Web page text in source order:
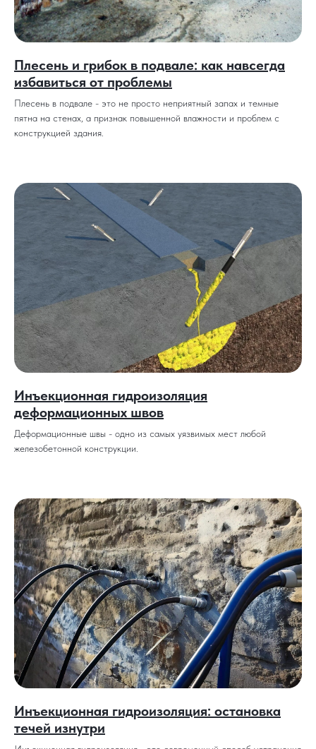
Плесень и грибок в подвале: как навсегда
избавиться от проблемы
Плесень в подвале - это не просто неприятный запах и темные
пятна на стенах, а признак повышенной влажности и проблем с
конструкцией здания.
Инъекционная гидроизоляция
деформационных швов
Деформационные швы - одно из самых уязвимых мест любой
железобетонной конструкции.
Инъекционная гидроизоляция: остановка
течей изнутри